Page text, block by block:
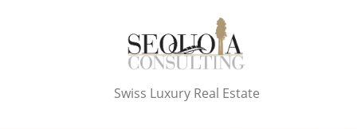
Swiss Luxury Real Estate